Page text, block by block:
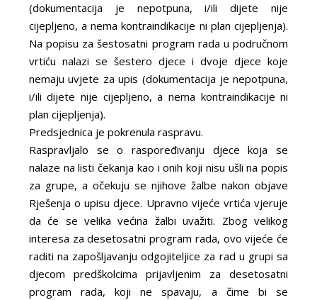
(dokumentacija je nepotpuna, i/ili dijete nije
cijepljeno, a nema kontraindikacije ni plan cijepljenja).
Na popisu za šestosatni program rada u područnom
vrtiću nalazi se šestero djece i dvoje djece koje
nemaju uvjete za upis (dokumentacija je nepotpuna,
i/ili dijete nije cijepljeno, a nema kontraindikacije ni
plan cijepljenja).
Predsjednica je pokrenula raspravu.
Raspravljalo se o raspoređivanju djece koja se
nalaze na listi čekanja kao i onih koji nisu ušli na popis
za grupe, a očekuju se njihove žalbe nakon objave
Rješenja o upisu djece. Upravno vijeće vrtića vjeruje
da će se velika većina žalbi uvažiti. Zbog velikog
interesa za desetosatni program rada, ovo vijeće će
raditi na zapošljavanju odgojiteljice za rad u grupi sa
djecom predškolcima prijavljenim za desetosatni
program rada, koji ne spavaju, a čime bi se